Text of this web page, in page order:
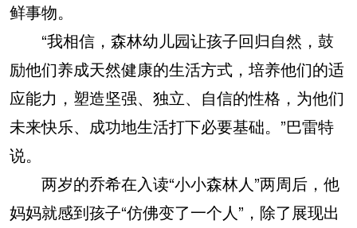
鲜事物。
“我相信，森林幼儿园让孩子回归自然，鼓
励他们养成天然健康的生活方式，培养他们的适
应能力，塑造坚强、独立、自信的性格，为他们
未来快乐、成功地生活打下必要基础。”巴雷特
说。
两岁的乔希在入读“小小森林人”两周后，他
妈妈就感到孩子“仿佛变了一个人”，除了展现出